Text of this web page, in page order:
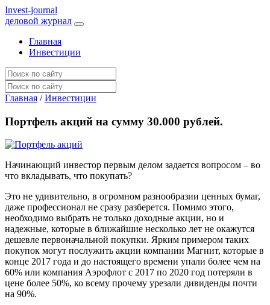
Invest-journal
деловой журнал
Главная
Инвестиции
Главная / Инвестиции
Портфель акций на сумму 30.000 рублей.
Начинающий инвестор первым делом задается вопросом – во
что вкладывать, что покупать?
Это не удивительно, в огромном разнообразии ценных бумаг,
даже профессионал не сразу разберется. Помимо этого,
необходимо выбрать не только доходные акции, но и
надежные, которые в ближайшие несколько лет не окажутся
дешевле первоначальной покупки. Ярким примером таких
покупок могут послужить акции компании Магнит, которые в
конце 2017 года и до настоящего времени упали более чем на
60% или компания Аэрофлот с 2017 по 2020 год потеряли в
цене более 50%, ко всему прочему урезали дивиденды почти
на 90%.